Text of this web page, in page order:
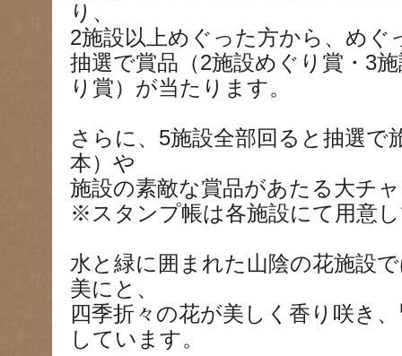
り、
2施設以上めぐった方から、めぐ
抽選で賞品（2施設めぐり賞・3
り賞）が当たります。
さらに、5施設全部回ると抽選で
本）や
施設の素敵な賞品があたる大チ
※スタンプ帳は各施設にて用意
水と緑に囲まれた山陰の花施設
美にと、
四季折々の花が美しく香り咲き
しています。